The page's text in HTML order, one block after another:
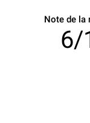
Note de la
6/